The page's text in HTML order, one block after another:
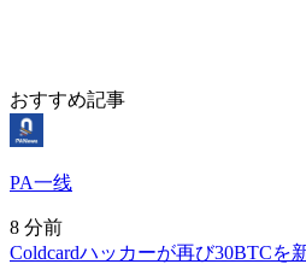
おすすめ記事
PA一线
8 分前
Coldcardハッカーが再び30BTCを